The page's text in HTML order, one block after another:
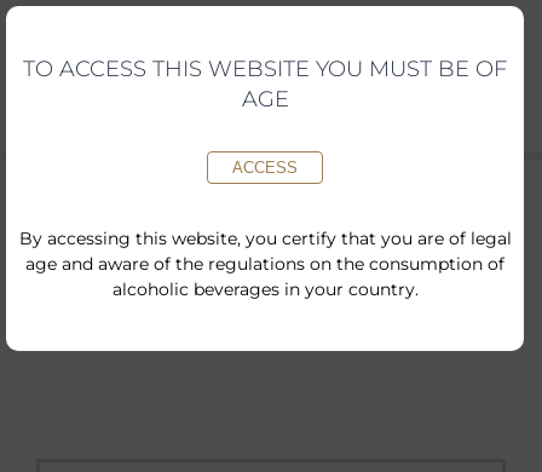
Skip
content
Inici Botiga online» Torelló 225 Brut Nature 2018
TO ACCESS THIS WEBSITE YOU MUST BE OF
AGE
ACCESS
By accessing this website, you certify that you are of legal
age and aware of the regulations on the consumption of
alcoholic beverages in your country.